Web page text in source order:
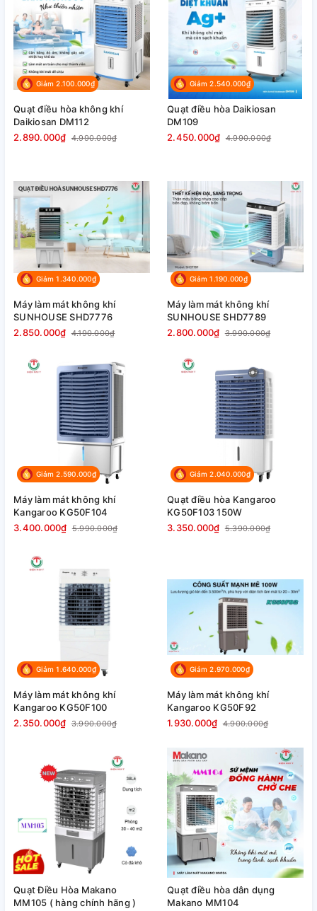
Giảm 2.100.000₫
Quạt điều hòa không khí
Daikiosan DM112
2.890.000₫ 4.990.000₫
Giảm 2.540.000₫
Quạt điều hòa Daikiosan
DM109
2.450.000₫ 4.990.000₫
Giảm 1.340.000₫
Máy làm mát không khí
SUNHOUSE SHD7776
2.850.000₫ 4.190.000₫
Giảm 1.190.000₫
Máy làm mát không khí
SUNHOUSE SHD7789
2.800.000₫ 3.990.000₫
Giảm 2.590.000₫
Máy làm mát không khí
Kangaroo KG50F104
3.400.000₫ 5.990.000₫
Giảm 2.040.000₫
Quạt điều hòa Kangaroo
KG50F103 150W
3.350.000₫ 5.390.000₫
Giảm 1.640.000₫
Máy làm mát không khí
Kangaroo KG50F100
2.350.000₫ 3.990.000₫
Giảm 2.970.000₫
Máy làm mát không khí
Kangaroo KG50F92
1.930.000₫ 4.900.000₫
Quạt Điều Hòa Makano
MM105 ( hàng chính hãng )
Quạt điều hòa dân dụng
Makano MM104